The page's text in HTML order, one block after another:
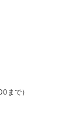
まで）